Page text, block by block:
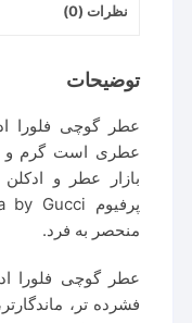
نظرات (0)
توضیحات
بازار عطر و
منحصر به فرد.
فشرده تر،